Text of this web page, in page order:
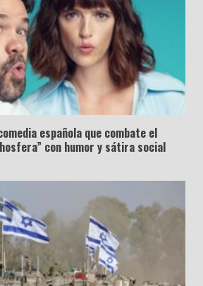
española que combate el
con humor y sátira social